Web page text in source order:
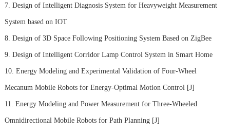
7. Design of Intelligent Diagnosis System for Heavyweight Measurement
System based on IOT
8. Design of 3D Space Following Positioning System Based on ZigBee
9. Design of Intelligent Corridor Lamp Control System in Smart Home
10. Energy Modeling and Experimental Validation of Four-Wheel
Mecanum Mobile Robots for Energy-Optimal Motion Control [J]
11. Energy Modeling and Power Measurement for Three-Wheeled
Omnidirectional Mobile Robots for Path Planning [J]